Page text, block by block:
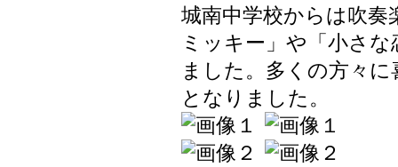
城南中学校からは吹
ミッキー」や「小さ
ました。多くの方々
となりました。